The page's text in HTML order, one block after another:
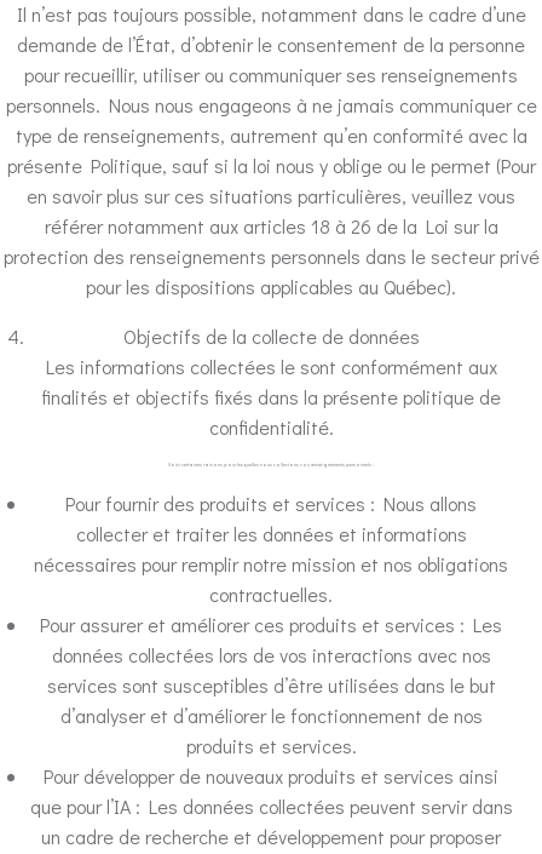
Il n’est pas toujours possible, notamment dans le cadre d’une
demande de l’État, d’obtenir le consentement de la personne
pour recueillir, utiliser ou communiquer ses renseignements
personnels. Nous nous engageons à ne jamais communiquer ce
type de renseignements, autrement qu’en conformité avec la
présente Politique, sauf si la loi nous y oblige ou le permet (Pour
en savoir plus sur ces situations particulières, veuillez vous
référer notamment aux articles 18 à 26 de la Loi sur la
protection des renseignements personnels dans le secteur privé
pour les dispositions applicables au Québec).
Objectifs de la collecte de données
Les informations collectées le sont conformément aux
finalités et objectifs fixés dans la présente politique de
confidentialité.
Voici certaines raisons pour lesquelles nous collectons vos renseignements personnels :
Pour fournir des produits et services : Nous allons
collecter et traiter les données et informations
nécessaires pour remplir notre mission et nos obligations
contractuelles.
Pour assurer et améliorer ces produits et services : Les
données collectées lors de vos interactions avec nos
services sont susceptibles d’être utilisées dans le but
d’analyser et d’améliorer le fonctionnement de nos
produits et services.
Pour développer de nouveaux produits et services ainsi
que pour l’IA : Les données collectées peuvent servir dans
un cadre de recherche et développement pour proposer